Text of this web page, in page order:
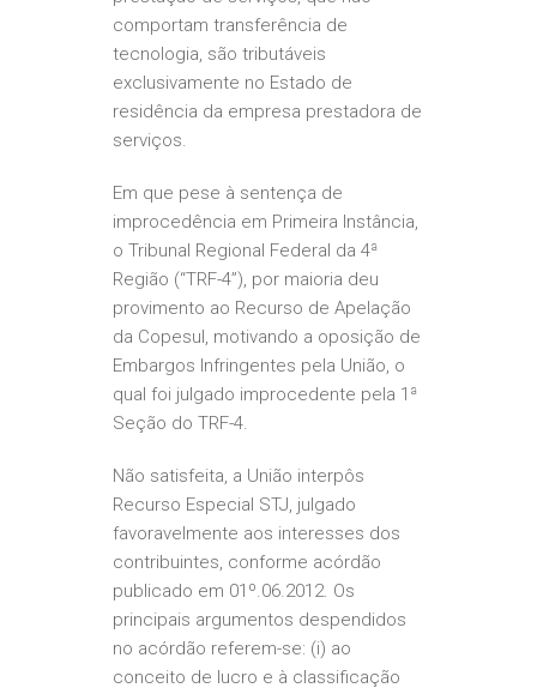
comportam transferência de
tecnologia, são tributáveis
exclusivamente no Estado de
residência da empresa prestadora de
serviços.
Em que pese à sentença de
improcedência em Primeira Instância,
o Tribunal Regional Federal da 4ª
Região (“TRF-4”), por maioria deu
provimento ao Recurso de Apelação
da Copesul, motivando a oposição de
Embargos Infringentes pela União, o
qual foi julgado improcedente pela 1ª
Seção do TRF-4.
Não satisfeita, a União interpôs
Recurso Especial STJ, julgado
favoravelmente aos interesses dos
contribuintes, conforme acórdão
publicado em 01º.06.2012. Os
principais argumentos despendidos
no acórdão referem-se: (i) ao
conceito de lucro e à classificação